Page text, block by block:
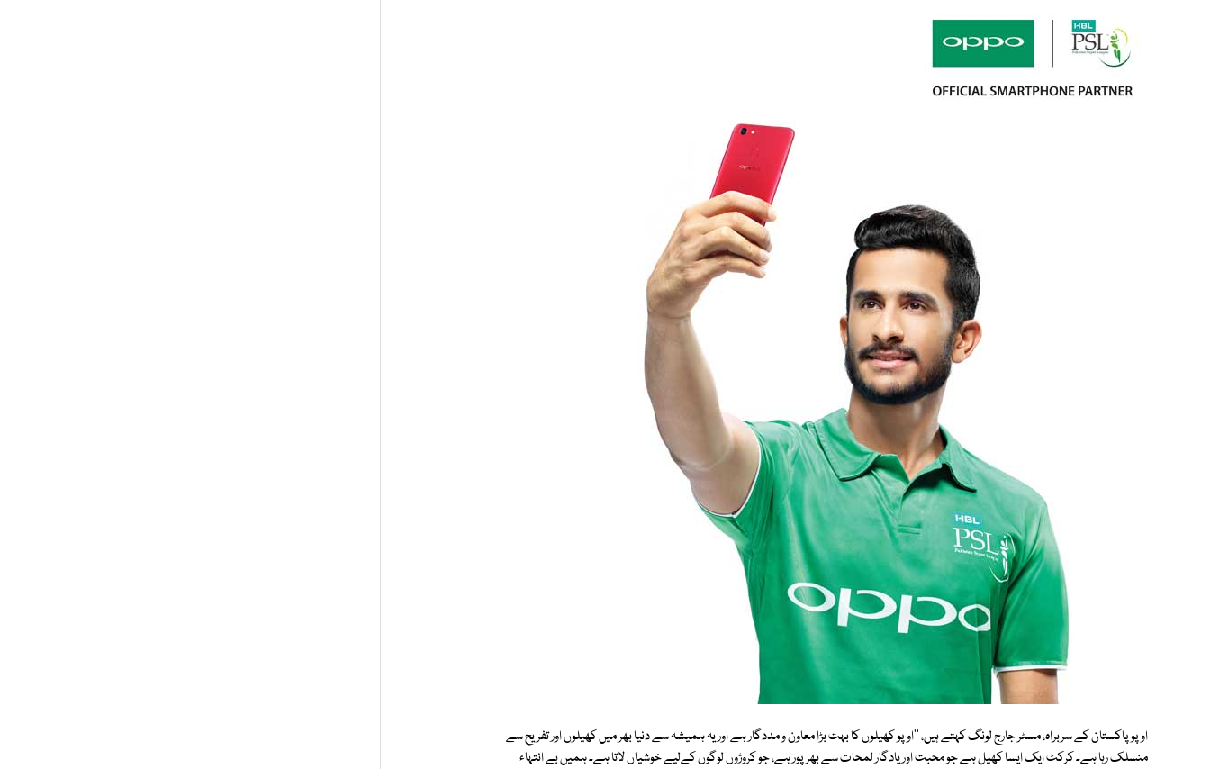
اوپو پاکستان کے سربراہ، مسٹر جارج لونگ کہتے ہیں، ''اوپو کھیلوں کا بہت بڑا معاون و مددگار ہے اور یہ ہمیشہ سے دنیا بھر میں کھیلوں اور تفریح سے
منسلک رہا ہے۔ کرکٹ ایک ایسا کھیل ہے جو محبت اور یادگار لمحات سے بھرپور ہے، جو کروڑوں لوگوں کےلیے خوشیاں لاتا ہے۔ ہمیں بے انتہاء